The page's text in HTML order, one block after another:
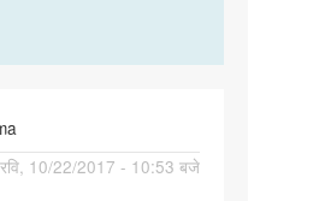
रवि, 10/22/2017 - 10:53 बजे